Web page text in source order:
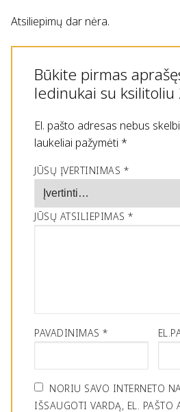
Atsiliepimų dar nėra.
Būkite pirmas
ledinukai su ksilitoliu
El. pašto adresas nebus
laukeliai pažymėti *
JŪSŲ ĮVERTINIMAS *
JŪSŲ ATSILIEPIMAS *
PAVADINIMAS *
NORIU SAVO INTERNETO
IŠSAUGOTI VARDĄ, EL. PAŠTO